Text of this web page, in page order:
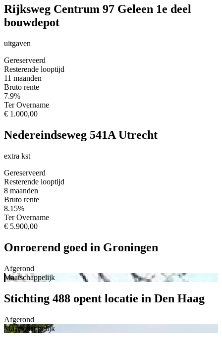
Rijksweg Centrum 97 Geleen 1e deel
bouwdepot
uitgaven
Gereserveerd
Resterende looptijd
11 maanden
Bruto rente
7.9%
Ter Overname
€ 1.000,00
Nedereindseweg 541A Utrecht
extra kst
Gereserveerd
Resterende looptijd
8 maanden
Bruto rente
8.15%
Ter Overname
€ 5.900,00
Onroerend goed in Groningen
Afgerond
Maatschappelijk
Stichting 488 opent locatie in Den Haag
Afgerond
Maatschappelijk